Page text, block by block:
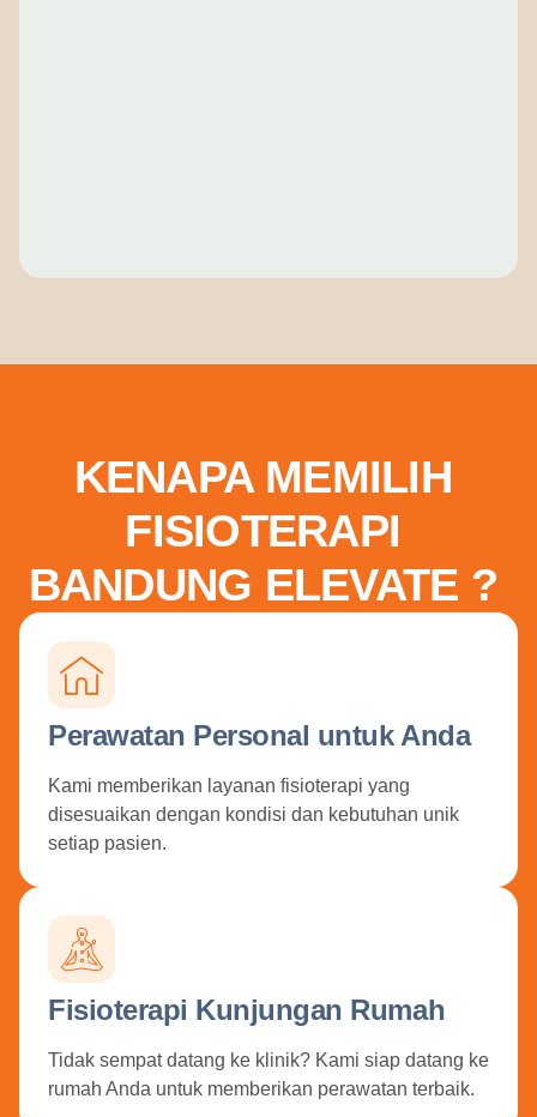
KENAPA MEMILIH
FISIOTERAPI
BANDUNG ELEVATE ?
Perawatan Personal untuk Anda
Kami memberikan layanan fisioterapi yang
disesuaikan dengan kondisi dan kebutuhan unik
setiap pasien.
Fisioterapi Kunjungan Rumah
Tidak sempat datang ke klinik? Kami siap datang ke
rumah Anda untuk memberikan perawatan terbaik.